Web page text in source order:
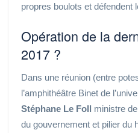
propres boulots et défendent
Opération de la
2017 ?
Dans une réunion (entre
l’amphithéâtre Binet de
Stéphane Le Foll ministre
du gouvernement et pilier du